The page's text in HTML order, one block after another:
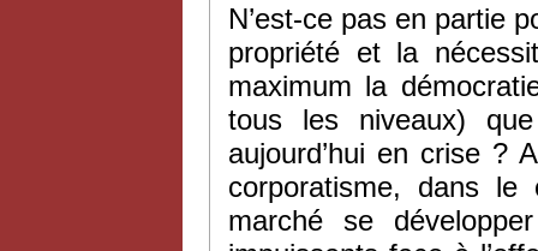
N’est-ce pas en partie
propriété et la
maximum la
tous les niveaux)
aujourd’hui en crise ?
corporatisme, dans le
marché se